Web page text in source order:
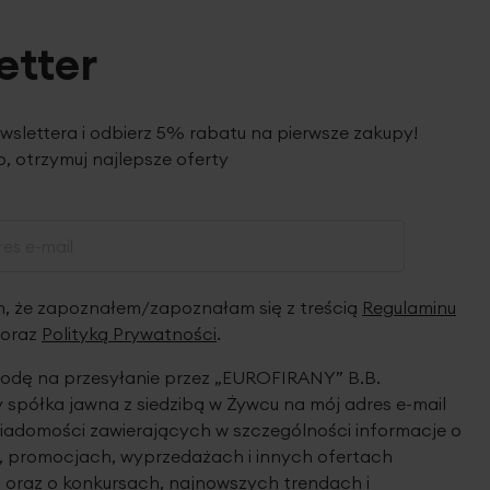
i odbierz 5% rabatu na pierwsze zakupy!
otrzymuj najlepsze oferty
że zapoznałem/zapoznałam się z treścią Regulaminu
Polityką Prywatności.
na przesyłanie przez „EUROFIRANY” B.B.
jawna z siedzibą w Żywcu na mój adres e-mail
zawierających w szczególności informacje o
promocjach, wyprzedażach i innych ofertach
o konkursach, najnowszych trendach i